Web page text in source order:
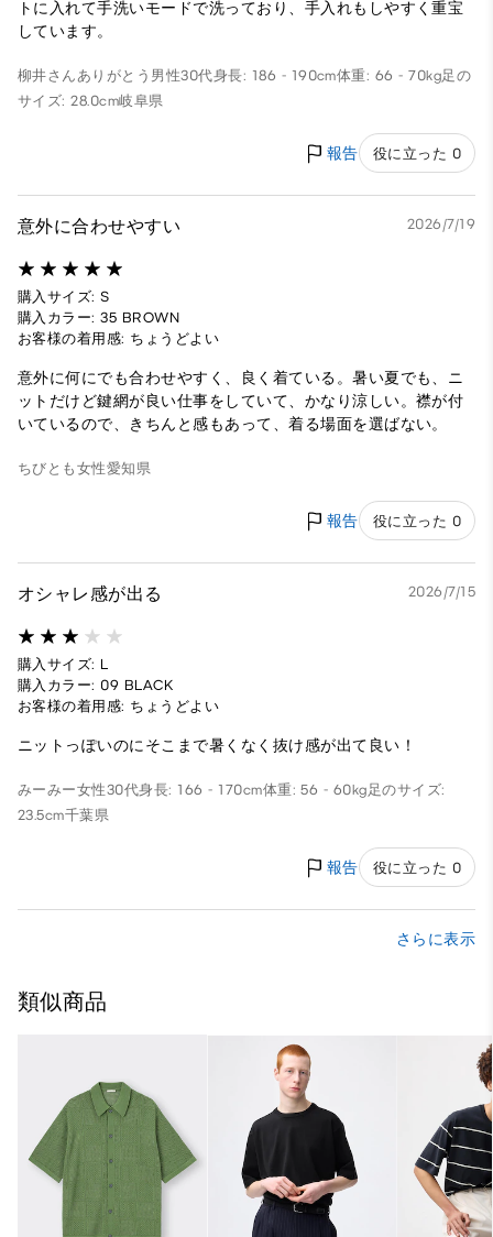
トに入れて手洗いモードで洗っており、手入れもしやすく重宝
しています。
柳井さんありがとう 男性30代身長: 186 - 190cm体重: 66 - 70kg足の
サイズ: 28.0cm岐阜県
報告 役に立った 0
意外に合わせやすい 2026/7/19
購入サイズ: S
購入カラー: 35 BROWN
お客様の着用感: ちょうどよい
意外に何にでも合わせやすく、良く着ている。暑い夏でも、ニ
ットだけど鍵網が良い仕事をしていて、かなり涼しい。襟が付
いているので、きちんと感もあって、着る場面を選ばない。
ちびとも 女性愛知県
報告 役に立った 0
オシャレ感が出る 2026/7/15
購入サイズ: L
購入カラー: 09 BLACK
お客様の着用感: ちょうどよい
ニットっぽいのにそこまで暑くなく抜け感が出て良い！
みーみー女性30代身長: 166 - 170cm体重: 56 - 60kg足のサイズ:
23.5cm千葉県
報告 役に立った 0
さらに表示
類似商品